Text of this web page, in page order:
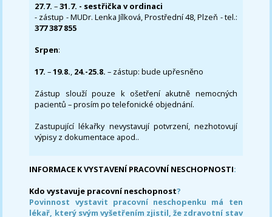
27.7.–31.7. - sestřička v ordinaci
- zástup - MUDr. Lenka Jílková, Prostřední 48, Plzeň - tel.:
377 387 855
Srpen:
17. –19.8., 24.-25.8. – zástup: bude upřesněno
Zástup slouží pouze k ošetření akutně nemocných
pacientů – prosím po telefonické objednání.
Zastupující lékařky nevystavují potvrzení, nezhotovují
výpisy z dokumentace apod..
INFORMACE K VYSTAVENÍ PRACOVNÍ NESCHOPNOSTI:
Kdo vystavuje pracovní neschopnost?
Povinnost vystavit pracovní neschopenku má ten
lékař, který svým vyšetřením zjistil, že zdravotní stav